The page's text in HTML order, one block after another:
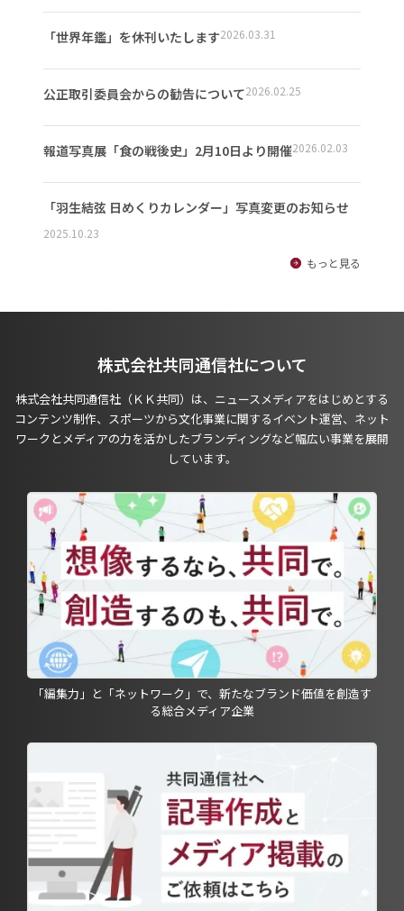
「世界年鑑」を休刊いたします2026.03.31
公正取引委員会からの勧告について2026.02.25
報道写真展「食の戦後史」2月10日より開催2026.02.03
「羽生結弦 日めくりカレンダー」写真変更のお知らせ
2025.10.23
もっと見る
株式会社共同通信社について
株式会社共同通信社（ＫＫ共同）は、ニュースメディアをはじめとする
コンテンツ制作、スポーツから文化事業に関するイベント運営、ネット
ワークとメディアの力を活かしたブランディングなど幅広い事業を展開
しています。
「編集力」と「ネットワーク」で、新たなブランド価値を創造す
る総合メディア企業